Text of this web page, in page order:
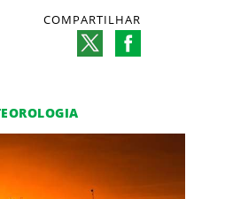
COMPARTILHAR